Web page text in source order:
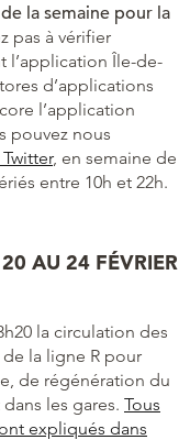
la semaine pour la
pas à vérifier
l’application Île-de-
d’applications
l’application
pouvez nous
, en semaine de
entre 10h et 22h.
AU 24 FÉVRIER
la circulation des
la ligne R pour
de régénération du
les gares. Tous
expliqués dans